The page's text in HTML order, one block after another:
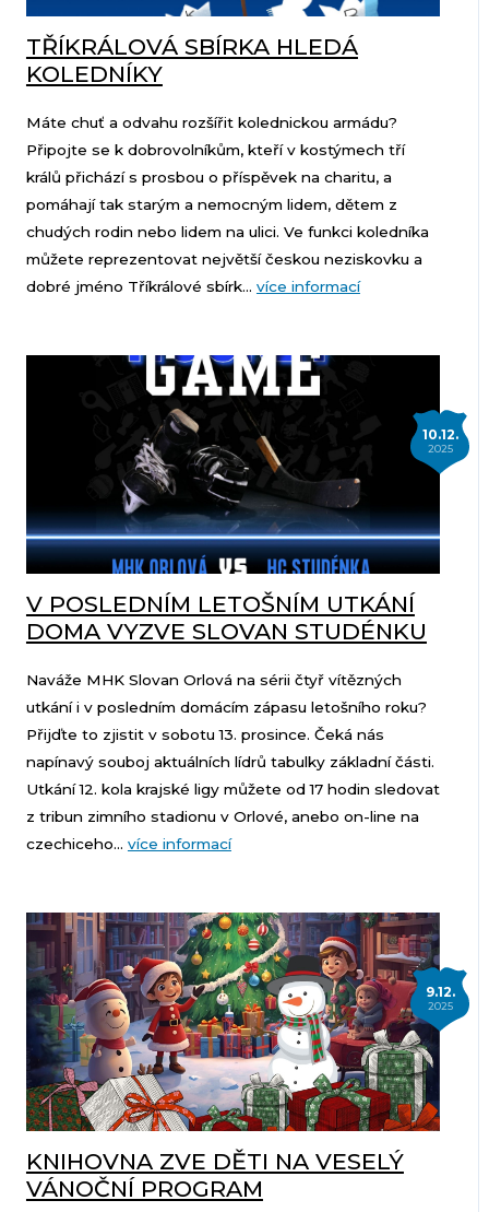
TŘÍKRÁLOVÁ SBÍRKA HLEDÁ
KOLEDNÍKY
Máte chuť a odvahu rozšířit kolednickou armádu?
Připojte se k dobrovolníkům, kteří v kostýmech tří
králů přichází s prosbou o příspěvek na charitu, a
pomáhají tak starým a nemocným lidem, dětem z
chudých rodin nebo lidem na ulici. Ve funkci koledníka
můžete reprezentovat největší českou neziskovku a
dobré jméno Tříkrálové sbírk... více informací
10.12.
2025
V POSLEDNÍM LETOŠNÍM UTKÁNÍ
DOMA VYZVE SLOVAN STUDÉNKU
Naváže MHK Slovan Orlová na sérii čtyř vítězných
utkání i v posledním domácím zápasu letošního roku?
Přijďte to zjistit v sobotu 13. prosince. Čeká nás
napínavý souboj aktuálních lídrů tabulky základní části.
Utkání 12. kola krajské ligy můžete od 17 hodin sledovat
z tribun zimního stadionu v Orlové, anebo on-line na
czechiceho... více informací
9.12.
2025
KNIHOVNA ZVE DĚTI NA VESELÝ
VÁNOČNÍ PROGRAM